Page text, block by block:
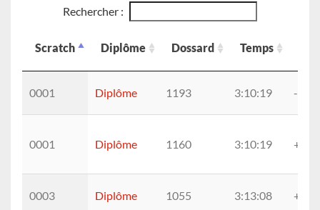
Rechercher :
Scratch Diplôme Dossard Temps
0001 Diplôme 1193 3:10:19 --
0001 Diplôme 1160 3:10:19
0003 Diplôme 1055 3:13:08